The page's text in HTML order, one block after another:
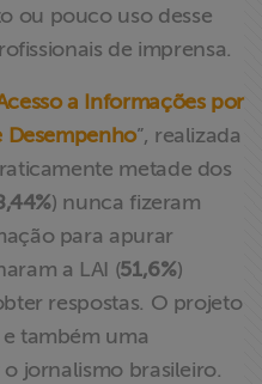
ou pouco uso desse
de imprensa.
a Informações por
Desempenho”, realizada
metade dos
) nunca fizeram
para apurar
a LAI (51,6%)
respostas. O projeto
também uma
jornalismo brasileiro.